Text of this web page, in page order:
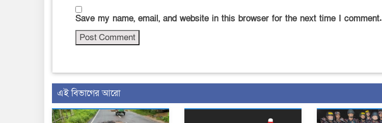
Save my name, email, and website in this browser for the next time I comment.
এই বিভাগের আরো